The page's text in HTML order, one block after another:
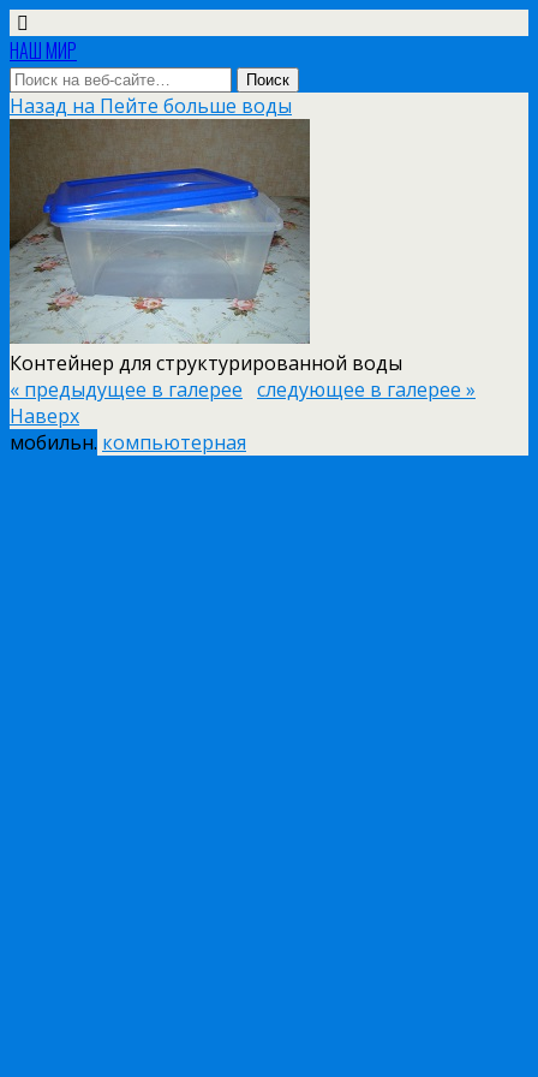
НАШ МИР
Назад на Пейте больше воды
Контейнер для структурированной воды
« предыдущее в галерее следующее в галерее »
Наверх
мобильн. компьютерная